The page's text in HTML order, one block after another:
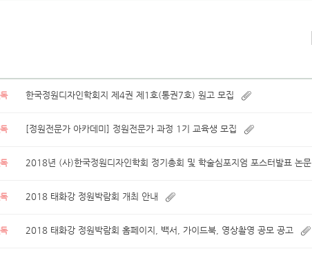
한국정원디자인학회지 제4권 제1호(통권7호) 원고 모집
[정원전문가 아카데미] 정원전문가 과정 1기 교육생 모집
2018년 (사)한국정원디자인학회 정기총회 및 학술심포지엄 포스터발표 논문
2018 태화강 정원박람회 개최 안내
2018 태화강 정원박람회 홈페이지, 백서, 가이드북, 영상촬영 공모 공고